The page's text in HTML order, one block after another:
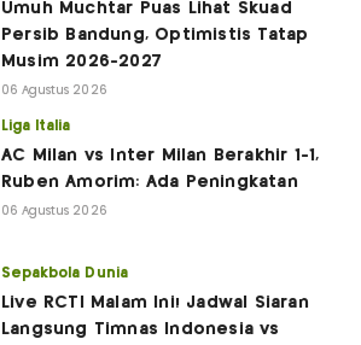
Umuh Muchtar Puas Lihat Skuad
Persib Bandung, Optimistis Tatap
Musim 2026-2027
06 Agustus 2026
Liga Italia
AC Milan vs Inter Milan Berakhir 1-1,
Ruben Amorim: Ada Peningkatan
06 Agustus 2026
Sepakbola Dunia
Live RCTI Malam Ini! Jadwal Siaran
Langsung Timnas Indonesia vs